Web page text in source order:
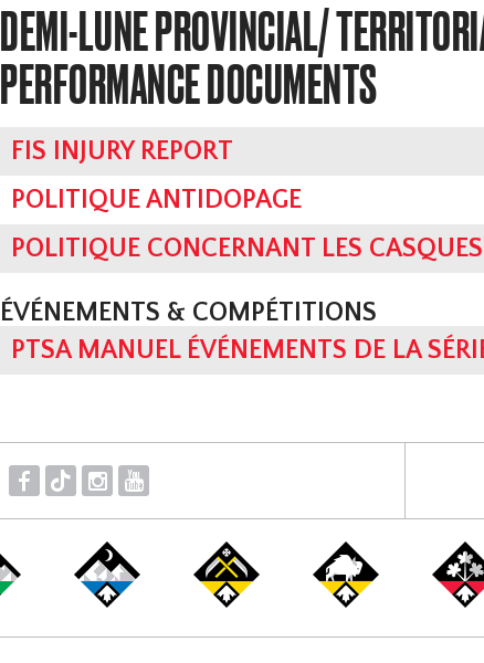
DEMI-LUNE PROVINCIAL/
PERFORMANCE DOCUMENTS
FIS INJURY REPORT
POLITIQUE ANTIDOPAGE
POLITIQUE CONCERNANT LES CASQUES
ÉVÉNEMENTS & COMPÉTITIONS
PTSA MANUEL ÉVÉNEMENTS DE LA
F T I Y